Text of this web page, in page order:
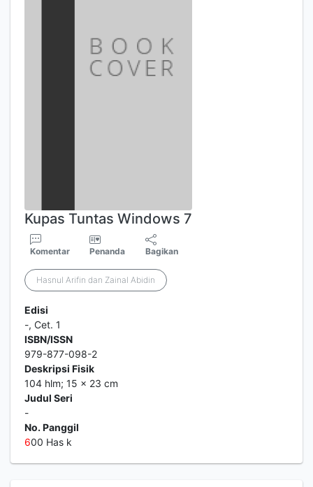
Kupas Tuntas Windows 7
Komentar Penanda Bagikan
Hasnul Arifin dan Zainal Abidin
Edisi
-, Cet. 1
ISBN/ISSN
979-877-098-2
Deskripsi Fisik
104 hlm; 15 x 23 cm
Judul Seri
-
No. Panggil
600 Has k